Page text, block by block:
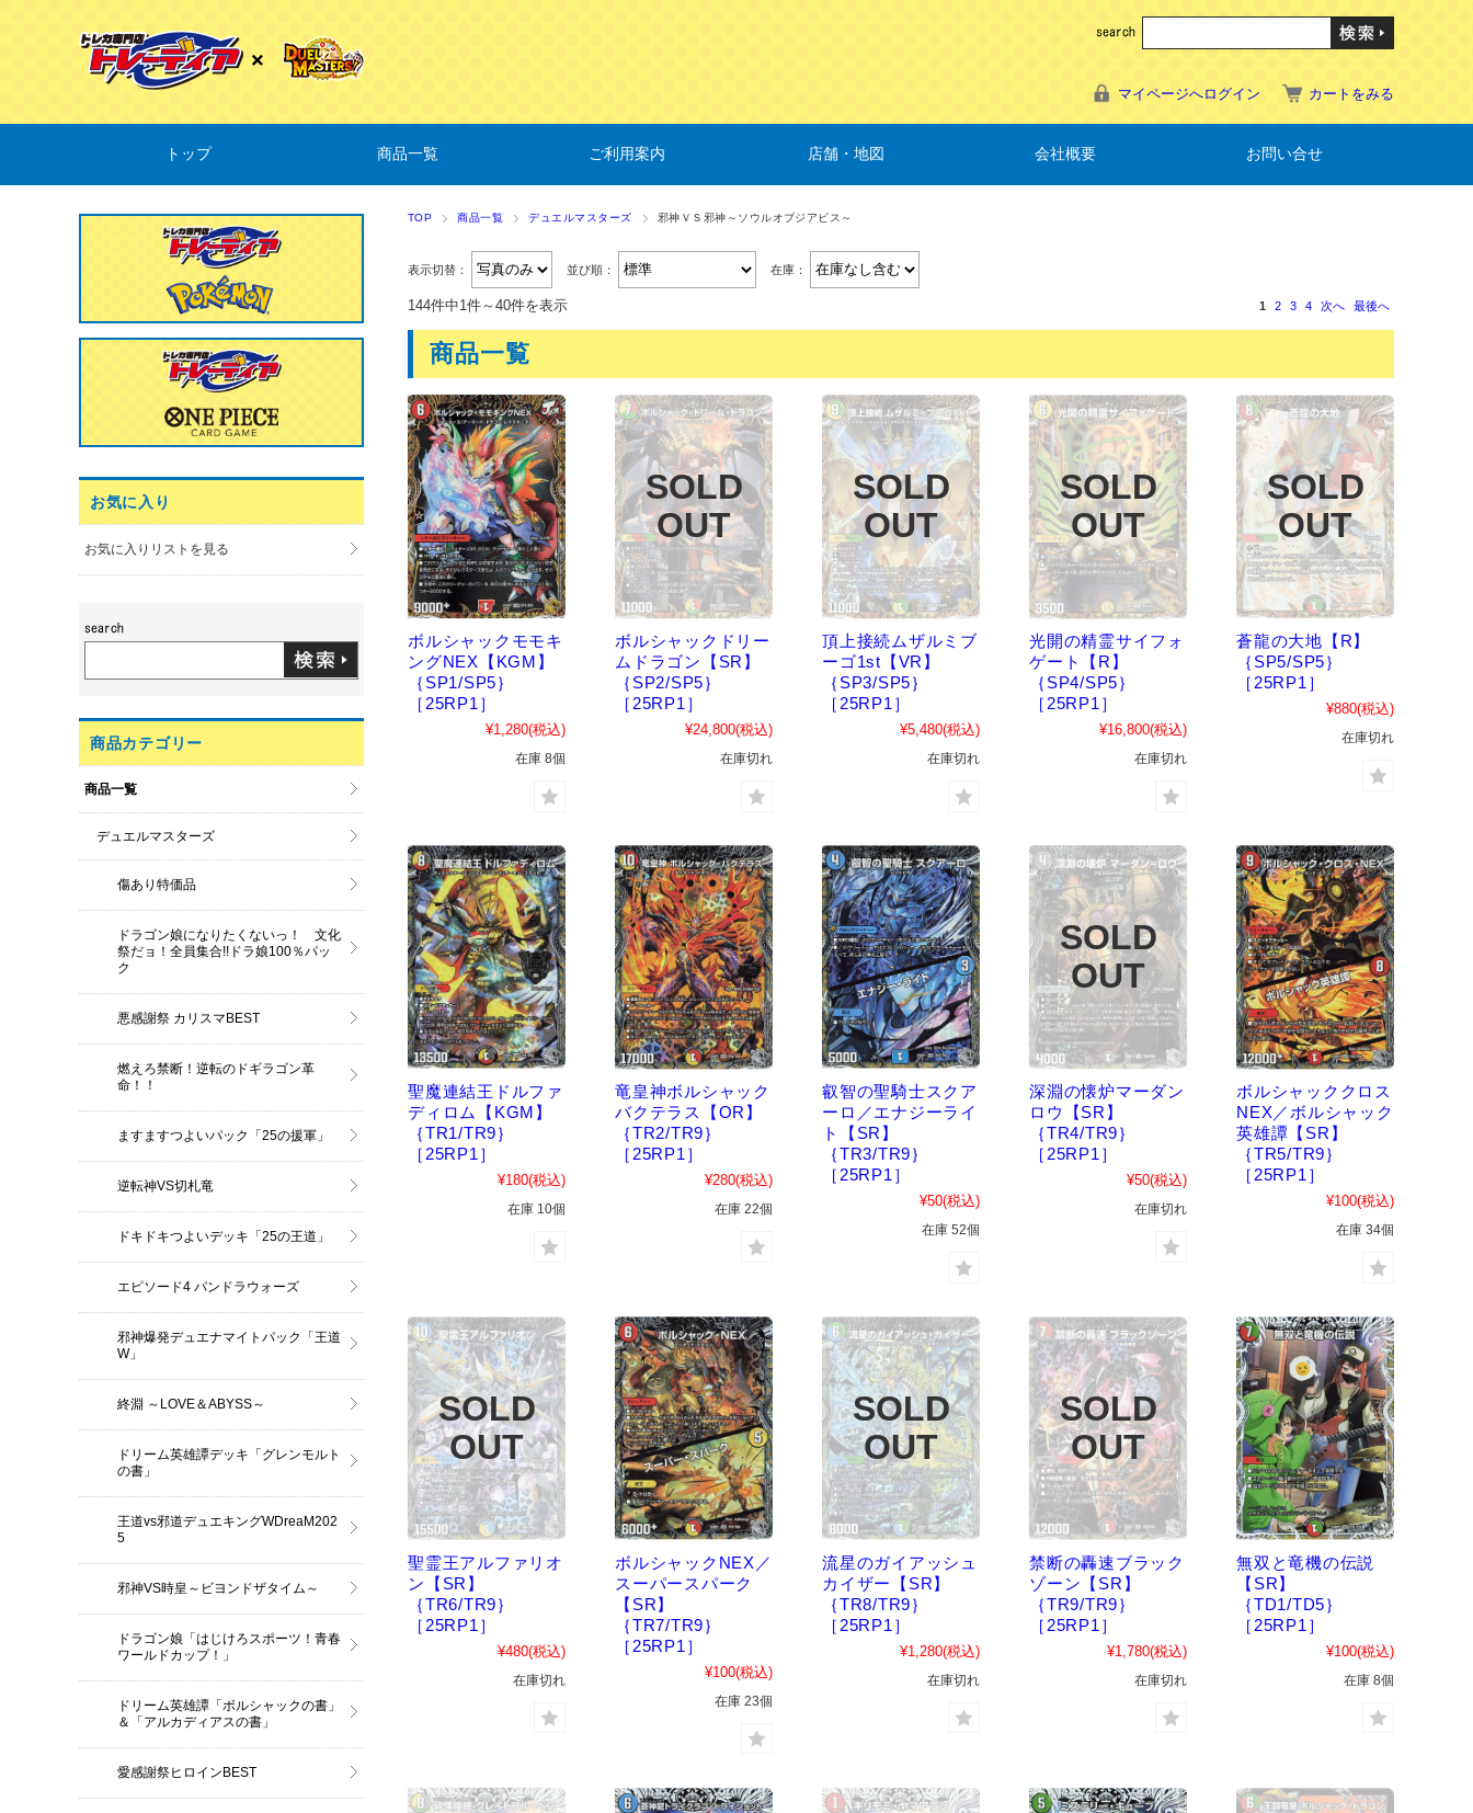
マイページへログイン カートをみる
トップ 商品一覧 ご利用案内 店舗・地図 会社概要 お問い合せ
TOP 商品一覧 デュエルマスターズ 邪神ＶＳ邪神～ソウルオブジアビス～
表示切替： 並び順： 在庫：
144件中1件～40件を表示 1 2 3 4 次へ 最後へ
商品一覧
ボルシャックモモキ
ングNEX【KGM】
｛SP1/SP5｝
［25RP1］
¥1,280(税込)
在庫 8個
ボルシャックドリー
ムドラゴン【SR】
｛SP2/SP5｝
［25RP1］
¥24,800(税込)
在庫切れ
頂上接続ムザルミブ
ーゴ1st【VR】
｛SP3/SP5｝
［25RP1］
¥5,480(税込)
在庫切れ
光開の精霊サイフォ
ゲート【R】
｛SP4/SP5｝
［25RP1］
¥16,800(税込)
在庫切れ
蒼龍の大地【R】
｛SP5/SP5｝
［25RP1］
¥880(税込)
在庫切れ
聖魔連結王ドルファ
ディロム【KGM】
｛TR1/TR9｝
［25RP1］
¥180(税込)
在庫 10個
竜皇神ボルシャック
バクテラス【OR】
｛TR2/TR9｝
［25RP1］
¥280(税込)
在庫 22個
叡智の聖騎士スクア
ーロ／エナジーライ
ト【SR】
｛TR3/TR9｝
［25RP1］
¥50(税込)
在庫 52個
深淵の懐炉マーダン
ロウ【SR】
｛TR4/TR9｝
［25RP1］
¥50(税込)
在庫切れ
ボルシャッククロス
NEX／ボルシャック
英雄譚【SR】
｛TR5/TR9｝
［25RP1］
¥100(税込)
在庫 34個
聖霊王アルファリオ
ン【SR】
｛TR6/TR9｝
［25RP1］
¥480(税込)
在庫切れ
ボルシャックNEX／
スーパースパーク
【SR】
｛TR7/TR9｝
［25RP1］
¥100(税込)
在庫 23個
流星のガイアッシュ
カイザー【SR】
｛TR8/TR9｝
［25RP1］
¥1,280(税込)
在庫切れ
禁断の轟速ブラック
ゾーン【SR】
｛TR9/TR9｝
［25RP1］
¥1,780(税込)
在庫切れ
無双と竜機の伝説
【SR】
｛TD1/TD5｝
［25RP1］
¥100(税込)
在庫 8個
お気に入り
お気に入りリストを見る
商品カテゴリー
商品一覧
デュエルマスターズ
傷あり特価品
ドラゴン娘になりたくないっ！ 文化
祭だョ！全員集合!!ドラ娘100％パッ
ク
悪感謝祭 カリスマBEST
燃えろ禁断！逆転のドギラゴン革
命！！
ますますつよいパック「25の援軍」
逆転神VS切札竜
ドキドキつよいデッキ「25の王道」
エピソード4 パンドラウォーズ
邪神爆発デュエナマイトパック「王道
W」
終淵 ～LOVE＆ABYSS～
ドリーム英雄譚デッキ「グレンモルト
の書」
王道vs邪道デュエキングWDreaM202
5
邪神VS時皇～ビヨンドザタイム～
ドラゴン娘「はじけろスポーツ！青春
ワールドカップ！」
ドリーム英雄譚「ボルシャックの書」
＆「アルカディアスの書」
愛感謝祭ヒロインBEST